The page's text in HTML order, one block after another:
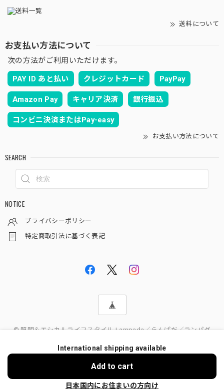
送料について
お支払い方法について
次の方法がご利用いただけます。
PAY ID あと払い クレジットカード PayPay
Amazon Pay キャリア決済 銀行振込
コンビニ決済またはPay-easy
お支払い方法について
SEARCH
NOTICE
プライバシーポリシー
特定商取引法に基づく表記
© 照明＆エシカルライフスタイル Lampada／らんぱだ／ランパダ
International shipping available
Add to cart
日本国内にお住まいの方向け